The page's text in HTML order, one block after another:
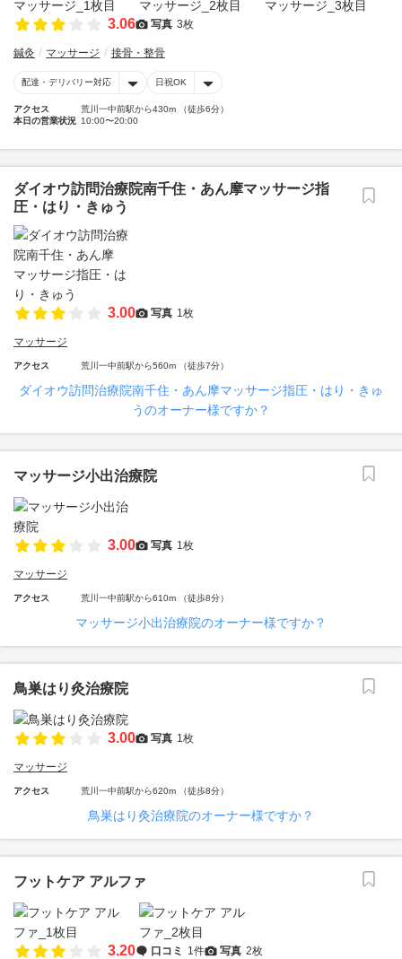
3.06 写真 3枚
鍼灸 マッサージ 接骨・整骨
配達・デリバリー対応 日祝OK
アクセス
荒川一中前駅から430m （徒歩6分）
本日の営業状況 10:00〜20:00
ダイオウ訪問治療院南千住・あん摩マッサージ指
圧・はり・きゅう
3.00 写真 1枚
マッサージ
アクセス 荒川一中前駅から560m （徒歩7分）
ダイオウ訪問治療院南千住・あん摩マッサージ指圧・はり・きゅ
うのオーナー様ですか？
マッサージ小出治療院
3.00 写真 1枚
マッサージ
アクセス 荒川一中前駅から610m （徒歩8分）
マッサージ小出治療院のオーナー様ですか？
鳥巣はり灸治療院
3.00 写真 1枚
マッサージ
アクセス 荒川一中前駅から620m （徒歩8分）
鳥巣はり灸治療院のオーナー様ですか？
フットケア アルファ
3.20 口コミ 1件 写真 2枚